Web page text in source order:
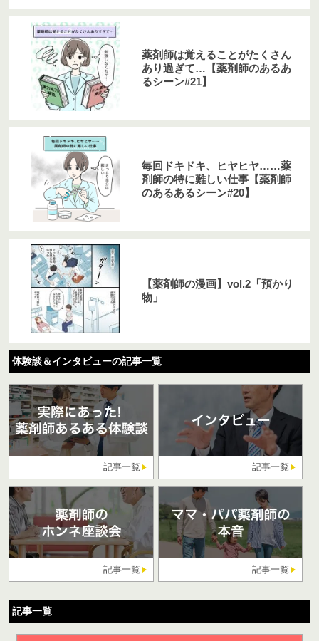
薬剤師は覚えることがたくさん
あり過ぎて…【薬剤師のあるあ
るシーン#21】
毎回ドキドキ、ヒヤヒヤ……薬
剤師の特に難しい仕事【薬剤師
のあるあるシーン#20】
【薬剤師の漫画】vol.2「預かり
物」
体験談＆インタビューの記事一覧
記事一覧 記事一覧
記事一覧 記事一覧
記事一覧